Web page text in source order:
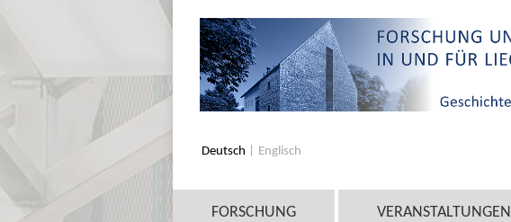
Deutsch Englisch
FORSCHUNG VERANSTALTUNGEN